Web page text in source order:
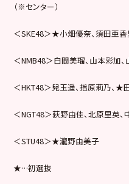
（※センター）
＜SKE48＞★小畑優奈、須田亜香
＜NMB48＞白間美瑠、山本彩加
＜HKT48＞兒玉遥、指原莉乃、★
＜NGT48＞荻野由佳、北原里英、
＜STU48＞★瀧野由美子
★…初選抜